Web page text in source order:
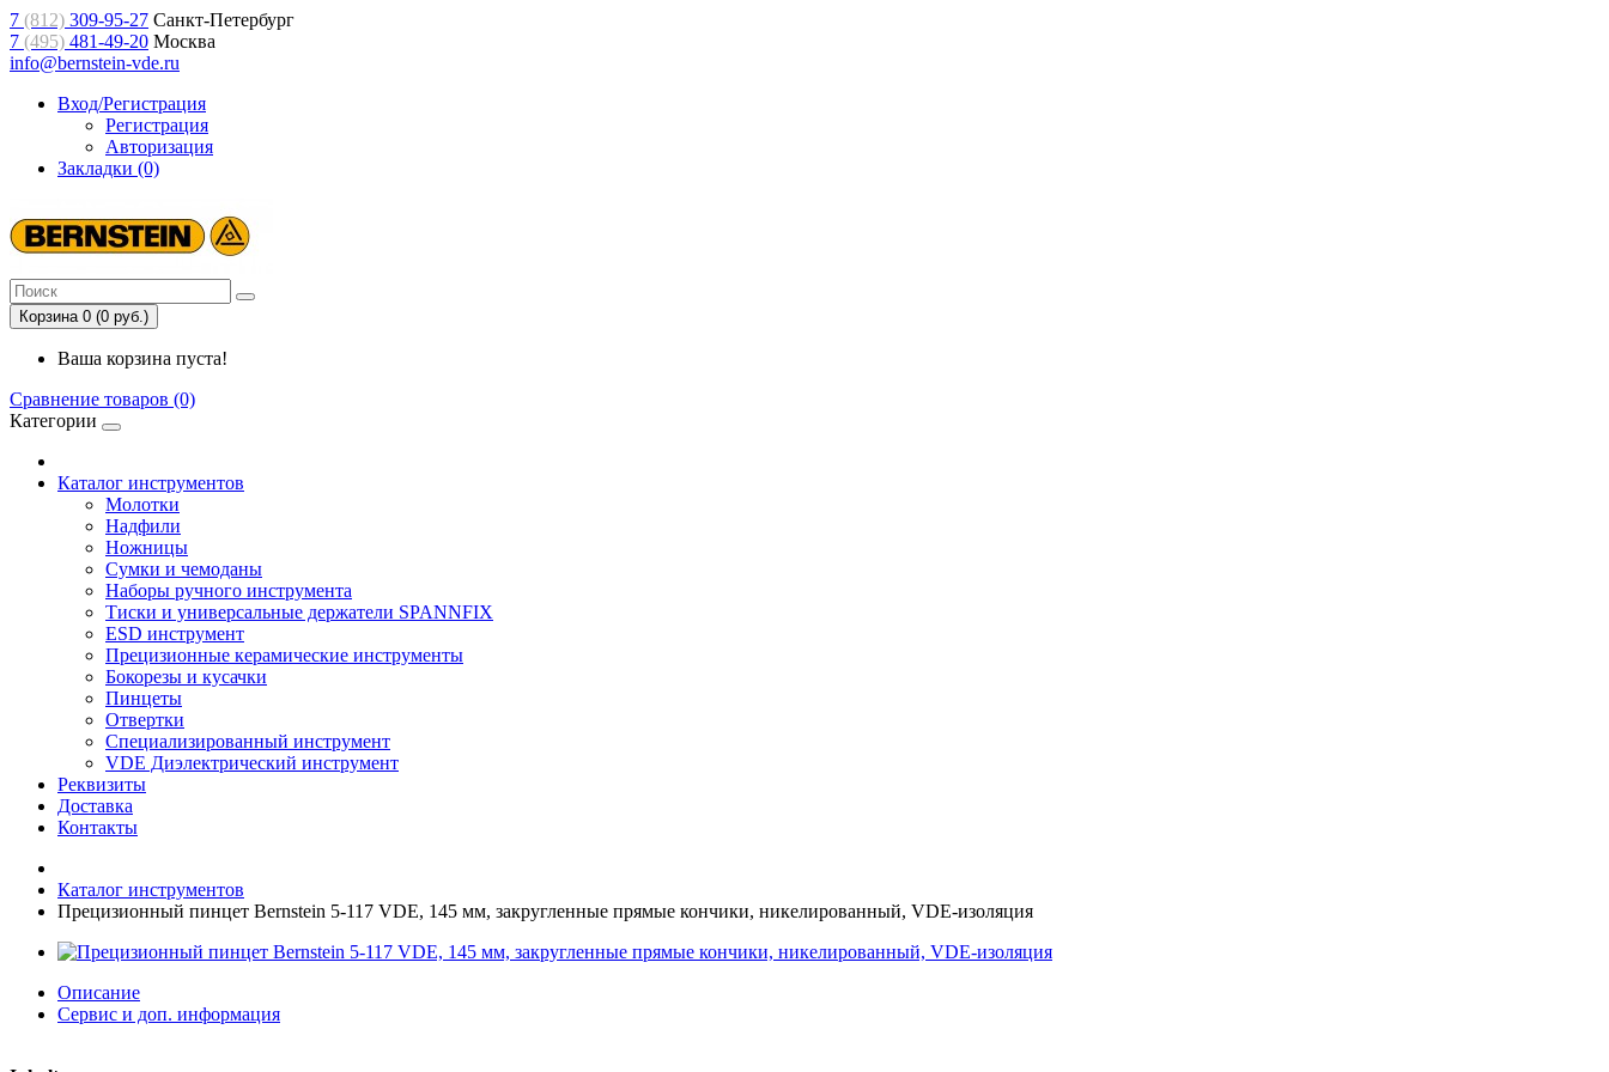
7 (812) 309-95-27 Санкт-Петербург
7 (495) 481-49-20 Москва
info@bernstein-vde.ru
Вход/Регистрация
Регистрация
Авторизация
Закладки (0)
Корзина 0 (0 руб.)
Ваша корзина пуста!
Сравнение товаров (0)
Категории
Каталог инструментов
Молотки
Надфили
Ножницы
Сумки и чемоданы
Наборы ручного инструмента
Тиски и универсальные держатели SPANNFIX
ESD инструмент
Прецизионные керамические инструменты
Бокорезы и кусачки
Пинцеты
Отвертки
Специализированный инструмент
VDE Диэлектрический инструмент
Реквизиты
Доставка
Контакты
Каталог инструментов
Прецизионный пинцет Bernstein 5-117 VDE, 145 мм, закругленные прямые кончики, никелированный, VDE-изоляция
Описание
Сервис и доп. информация